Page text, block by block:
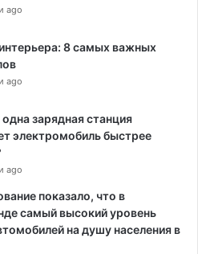
ago
8 самых важных
ago
зарядная станция
электромобиль быстрее
ago
показало, что в
самый высокий уровень
на душу населения в